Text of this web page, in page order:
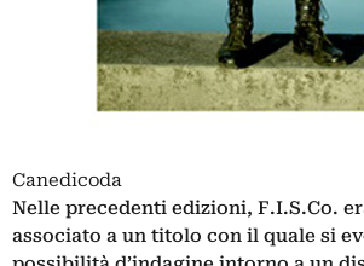
Canedicoda
Nelle precedenti edizioni, F.I.S.Co.
associato a un titolo con il quale si